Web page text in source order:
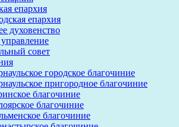
епархия
епархия
духовенство
совет
городское благочиние
пригородное благочиние
благочиние
благочиние
благочиние